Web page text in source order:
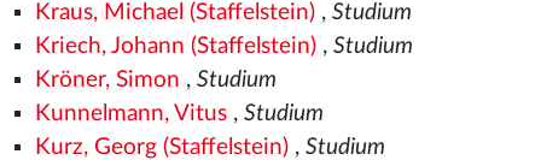
Kraus, Michael (Staffelstein), Studium
Kriech, Johann (Staffelstein), Studium
Kröner, Simon , Studium
Kunnelmann, Vitus, Studium
Kurz, Georg (Staffelstein), Studium